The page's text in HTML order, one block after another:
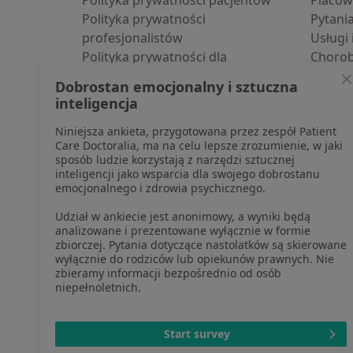
Polityka prywatności
profesjonalistów
Polityka prywatności dla
pozyskaliśmy samodzielnie
Polityka cookies
Jak działają wyniki wyszukiwania
Dostępność
O nas
Praca Rekrutujemy!
Partnerzy
Centrum prasowe
Kontakt
Pomoc
Blog
otwiera się w
otwiera
Dobrostan emocjonalny i sztuczna
inteligencja
Niniejsza ankieta, przygotowana przez zespół Patient
Care Doctoralia, ma na celu lepsze zrozumienie, w jaki
sposób ludzie korzystają z narzędzi sztucznej
inteligencji jako wsparcia dla swojego dobrostanu
emocjonalnego i zdrowia psychicznego.
Udział w ankiecie jest anonimowy, a wyniki będą
analizowane i prezentowane wyłącznie w formie
zbiorczej. Pytania dotyczące nastolatków są skierowane
wyłącznie do rodziców lub opiekunów prawnych. Nie
zbieramy informacji bezpośrednio od osób
niepełnoletnich.
Start survey